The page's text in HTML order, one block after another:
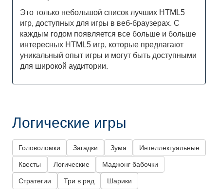
Это только небольшой список лучших HTML5
игр, доступных для игры в веб-браузерах. С
каждым годом появляется все больше и больше
интересных HTML5 игр, которые предлагают
уникальный опыт игры и могут быть доступными
для широкой аудитории.
Логические игры
Головоломки Загадки Зума Интеллектуальные
Квесты Логические Маджонг бабочки
Стратегии Три в ряд Шарики